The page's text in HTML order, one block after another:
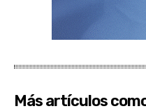
Más artículos